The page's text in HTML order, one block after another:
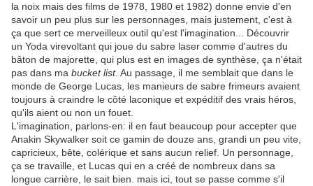
la noix mais des films de 1978, 1980 et 1982) donne envie d'en
savoir un peu plus sur les personnages, mais justement, c'est à
ça que sert ce merveilleux outil qu'est l'imagination... Découvrir
un Yoda virevoltant qui joue du sabre laser comme d'autres du
bâton de majorette, qui plus est en images de synthèse, ça n'était
pas dans ma bucket list. Au passage, il me semblait que dans le
monde de George Lucas, les manieurs de sabre frimeurs avaient
toujours à craindre le côté laconique et expéditif des vrais héros,
qu'ils aient ou non un fouet.
L'imagination, parlons-en: il en faut beaucoup pour accepter que
Anakin Skywalker soit ce gamin de douze ans, grandi un peu vite,
capricieux, bête, colérique et sans aucun relief. Un personnage,
ça se travaille, et Lucas qui en a créé de nombreux dans sa
longue carrière, le sait bien. mais ici, tout se passe comme s'il